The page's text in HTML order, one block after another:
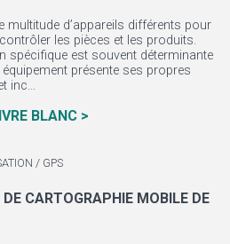
multitude d’appareils différents pour
les pièces et les produits.
spécifique est souvent déterminante
présente ses propres
inc...
BLANC >
/ GPS
CARTOGRAPHIE MOBILE DE